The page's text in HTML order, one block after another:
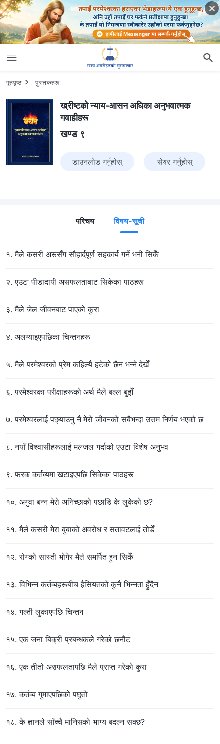
गृहपृष्ठ पुस्तकहरू
ख्रीष्‍टको न्याय-आसन अघिका अनुभवात्मक
गवाहीहरू
खण्ड ९
डाउनलोड गर्नुहोस् सेयर गर्नुहोस्
परिचय विषय-सूची
१. मैले कसरी अरूसँग सौहार्दपूर्ण सहकार्य गर्ने भनी सिकेँ
२. एउटा पीडादायी असफलताबाट सिकेका पाठहरू
३. मैले जेल जीवनबाट पाएको कुरा
४. अलग्याइएपछिका चिन्तनहरू
५. मैले परमेश्‍वरको प्रेम कहिल्यै हटेको छैन भन्‍ने देखेँ
६. परमेश्‍वरका परीक्षाहरूको अर्थ मैले बल्ल बुझेँ
७. परमेश्‍वरलाई पछ्याउनु नै मेरो जीवनको सबैभन्दा उत्तम निर्णय भएको छ
८. नयाँ विश्वासीहरूलाई मलजल गर्दाको एउटा विशेष अनुभव
९. फरक कर्तव्यमा खटाइएपछि सिकेका पाठहरू
१०. अगुवा बन्न मेरो अनिच्छाको पछाडि के लुकेको छ?
११. मैले कसरी मेरा बुबाको अवरोध र सतावटलाई तोडेँ
१२. रोगको सास्ती भोगेर मैले समर्पित हुन सिकेँ
१३. विभिन्न कर्तव्यहरूबीच हैसियतको कुनै भिन्नता हुँदैन
१४. गल्ती लुकाएपछि चिन्तन
१५. एक जना बिक्री प्रबन्धकले गरेको छनौट
१६. एक तीतो असफलतापछि मैले प्राप्त गरेको कुरा
१७. कर्तव्य गुमाएपछिको पछुतो
१८. के ज्ञानले साँच्चै मानिसको भाग्य बदल्न सक्छ?